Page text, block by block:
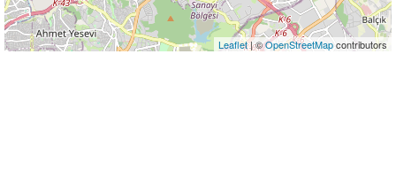
Leaflet| ©OpenStreetMapcontributors